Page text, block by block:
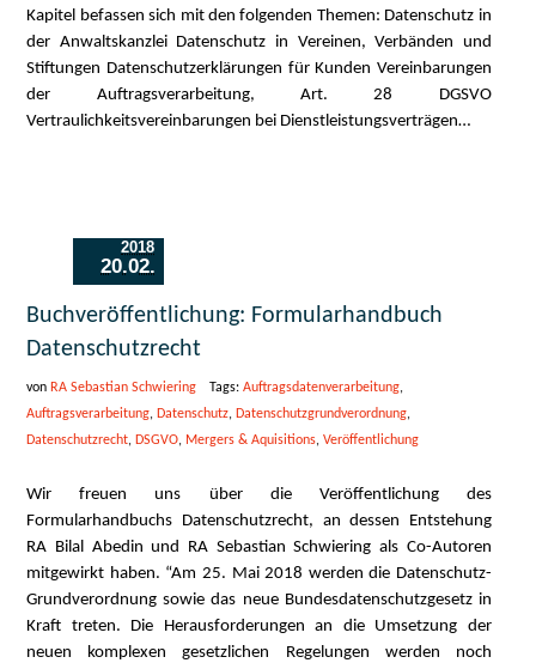
Kapitel befassen sich mit den folgenden Themen: Datenschutz in
der Anwaltskanzlei Datenschutz in Vereinen, Verbänden und
Stiftungen Datenschutzerklärungen für Kunden Vereinbarungen
der Auftragsverarbeitung, Art. 28 DGSVO
Vertraulichkeitsvereinbarungen bei Dienstleistungsverträgen…
2018
20.02.
Buchveröffentlichung: Formularhandbuch
Datenschutzrecht
von RA Sebastian Schwiering Tags:Auftragsdatenverarbeitung,
Auftragsverarbeitung, Datenschutz, Datenschutzgrundverordnung,
Datenschutzrecht, DSGVO, Mergers & Aquisitions,Veröffentlichung
Wir freuen uns über die Veröffentlichung des
Formularhandbuchs Datenschutzrecht, an dessen Entstehung
RA Bilal Abedin und RA Sebastian Schwiering als Co-Autoren
mitgewirkt haben. “Am 25. Mai 2018 werden die Datenschutz-
Grundverordnung sowie das neue Bundesdatenschutzgesetz in
Kraft treten. Die Herausforderungen an die Umsetzung der
neuen komplexen gesetzlichen Regelungen werden noch